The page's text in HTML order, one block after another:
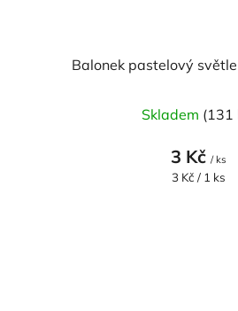
Balonek pastelový
Skladem (131
3 Kč / ks
Měrná
3 Kč / 1 ks